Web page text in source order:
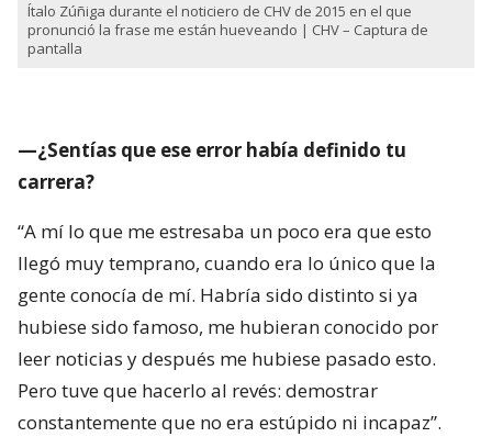
Ítalo Zúñiga durante el noticiero de CHV de 2015 en el que
pronunció la frase me están hueveando | CHV – Captura de
pantalla
—¿Sentías que ese error había definido tu
carrera?
“A mí lo que me estresaba un poco era que esto
llegó muy temprano, cuando era lo único que la
gente conocía de mí. Habría sido distinto si ya
hubiese sido famoso, me hubieran conocido por
leer noticias y después me hubiese pasado esto.
Pero tuve que hacerlo al revés: demostrar
constantemente que no era estúpido ni incapaz”.